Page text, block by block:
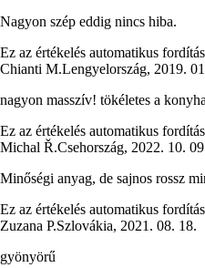
Nagyon szép eddig nincs hiba.
Ez az értékelés automatikus
Chianti M.Lengyelország, 2019.
nagyon masszív! tökéletes a
Ez az értékelés automatikus
Michal Ř.Csehország, 2022. 10.
Minőségi anyag, de sajnos rossz
Ez az értékelés automatikus
Zuzana P.Szlovákia, 2021. 08. 18.
gyönyörű